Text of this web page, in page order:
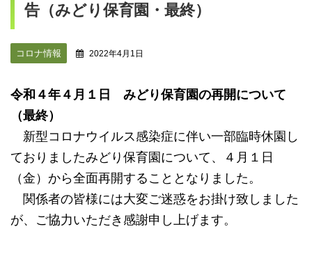
告（みどり保育園・最終）
コロナ情報 2022年4月1日
令和４年４月１日 みどり保育園の再開について
（最終）
新型コロナウイルス感染症に伴い一部臨時休園し
ておりましたみどり保育園について、４月１日
（金）から全面再開することとなりました。
関係者の皆様には大変ご迷惑をお掛け致しました
が、ご協力いただき感謝申し上げます。